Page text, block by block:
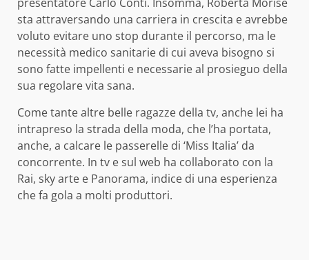
sta attraversando una carriera in crescita e avrebbe
voluto evitare uno stop durante il percorso, ma le
necessità medico sanitarie di cui aveva bisogno si
sono fatte impellenti e necessarie al prosieguo della
sua regolare vita sana.
Come tante altre belle ragazze della tv, anche lei ha
intrapreso la strada della moda, che l’ha portata,
anche, a calcare le passerelle di ‘Miss Italia’ da
concorrente. In tv e sul web ha collaborato con la
Rai, sky arte e Panorama, indice di una esperienza
che fa gola a molti produttori.